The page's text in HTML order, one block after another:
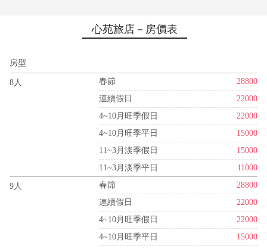
心苑旅店－房價表
房型
8人 春節
28800
連續假日
22000
4~10月旺季假日
22000
4~10月旺季平日
15000
11~3月淡季假日
15000
11~3月淡季平日
11000
9人 春節
28800
連續假日
22000
4~10月旺季假日
22000
4~10月旺季平日
15000